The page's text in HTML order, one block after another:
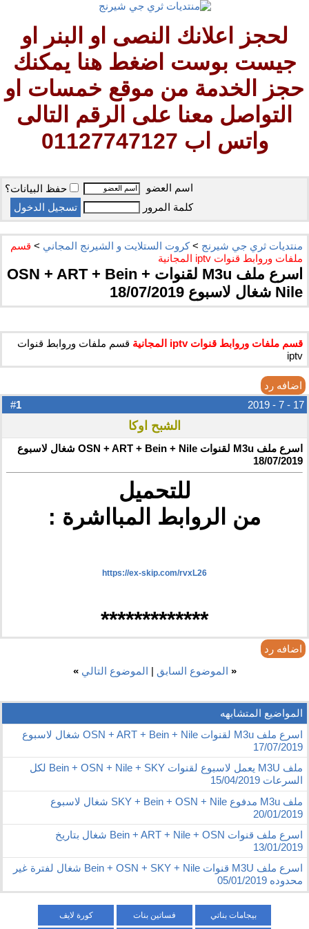
لحجز اعلانك النصى او البنر او
جيست بوست اضغط هنا يمكنك
حجز الخدمة من موقع خمسات او
التواصل معنا على الرقم التالى
واتس اب 01127747127
اسم العضو
حفظ البيانات؟
كلمة المرور
منتديات ثري جي شيرنج >كروت الستلايت و الشيرنج المجاني > قسم
ملفات وروابط قنوات iptv المجانية
اسرع ملف M3u لقنوات OSN + ART + Bein +
Nile شغال لاسبوع 18/07/2019
قسم ملفات وروابط قنوات iptv المجانية
قسم ملفات وروابط قنوات
iptv
اضافه رد
1 17 - 7 - 2019
الشبح اوكا
اسرع ملف M3u لقنوات OSN + ART + Bein + Nile شغال لاسبوع
18/07/2019
للتحميل
من الروابط المبااشرة :
https://ex-skip.com/rvxL26
*************
اضافه رد
« الموضوع السابق | الموضوع التالي »
المواضيع المتشابهه
اسرع ملف M3u لقنوات OSN + ART + Bein + Nile شغال لاسبوع
17/07/2019
ملف M3U يعمل لاسبوع لقنوات Bein + OSN + Nile + SKY لكل
السرعات 15/04/2019
ملف M3u مدفوع SKY + Bein + OSN + Nile شغال لاسبوع
20/01/2019
اسرع ملف قنوات Bein + ART + Nile + OSN شغال بتاريخ
13/01/2019
اسرع ملف M3U قنوات Bein + OSN + SKY + Nile شغال لفترة غير
محدوده 05/01/2019
بيجامات بناتي فساتين بنات كورة لايف